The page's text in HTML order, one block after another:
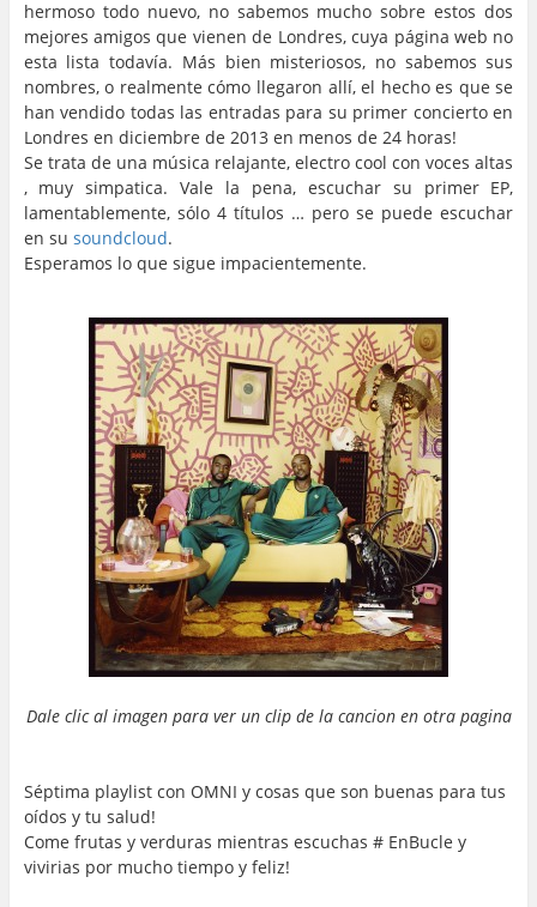
hermoso todo nuevo, no sabemos mucho sobre estos dos
mejores amigos que vienen de Londres, cuya página web no
esta lista todavía. Más bien misteriosos, no sabemos sus
nombres, o realmente cómo llegaron allí, el hecho es que se
han vendido todas las entradas para su primer concierto en
Londres en diciembre de 2013 en menos de 24 horas!
Se trata de una música relajante, electro cool con voces altas
, muy simpatica. Vale la pena, escuchar su primer EP,
lamentablemente, sólo 4 títulos … pero se puede escuchar
en su soundcloud.
Esperamos lo que sigue impacientemente.
Dale clic al imagen para ver un clip de la cancion en otra pagina
Séptima playlist con OMNI y cosas que son buenas para tus
oídos y tu salud!
Come frutas y verduras mientras escuchas # EnBucle y
vivirias por mucho tiempo y feliz!